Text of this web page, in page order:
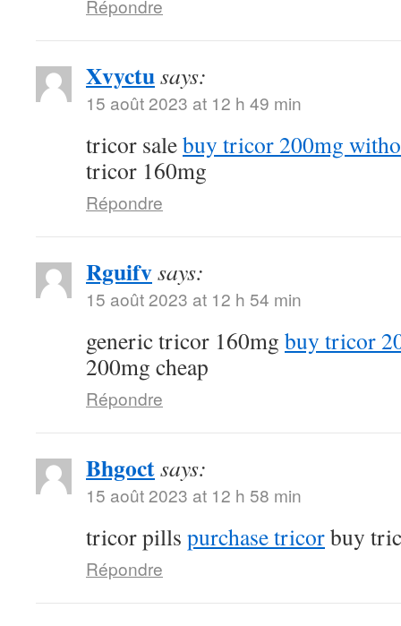
Répondre
Xvyctusays:
15 août 2023 at 12 h 49 min
tricor salebuy tricor 200mg
tricor 160mg
Répondre
Rguifvsays:
15 août 2023 at 12 h 54 min
generic tricor 160mg buy tricor
200mg cheap
Répondre
Bhgoctsays:
15 août 2023 at 12 h 58 min
tricor pills purchase tricorbuy
Répondre